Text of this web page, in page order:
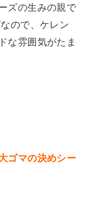
ズの生みの親で
ので、ケレン
な雰囲気がたま
ゴマの決めシー